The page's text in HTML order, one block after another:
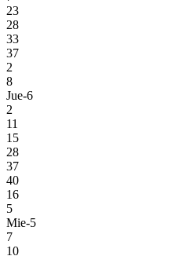
23
28
33
37
2
8
Jue-6
2
11
15
28
37
40
16
5
Mie-5
7
10